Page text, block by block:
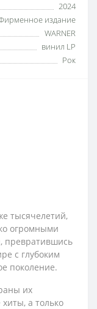
2024
издание
WARNER
винил LP
Рок
тысячелетий,
огромными
превратившись
с глубоким
поколение.
их
а только